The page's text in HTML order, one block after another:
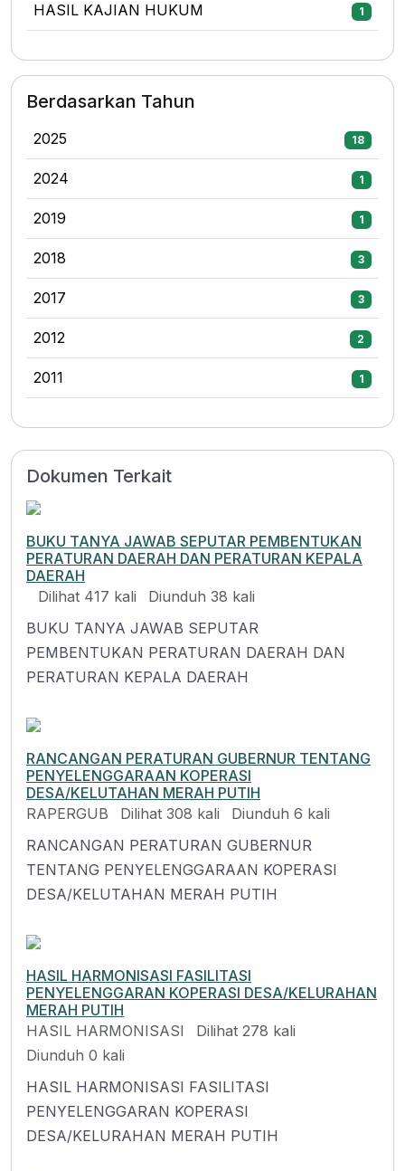
HASIL KAJIAN HUKUM 1
Berdasarkan Tahun
2025 18
2024 1
2019 1
2018 3
2017 3
2012 2
2011 1
Dokumen Terkait
BUKU TANYA JAWAB SEPUTAR PEMBENTUKAN
PERATURAN DAERAH DAN PERATURAN KEPALA
DAERAH
Dilihat 417 kali
Diunduh 38 kali
BUKU TANYA JAWAB SEPUTAR
PEMBENTUKAN PERATURAN DAERAH DAN
PERATURAN KEPALA DAERAH
RANCANGAN PERATURAN GUBERNUR TENTANG
PENYELENGGARAAN KOPERASI
DESA/KELUTAHAN MERAH PUTIH
RAPERGUB
Dilihat 308 kali
Diunduh 6 kali
RANCANGAN PERATURAN GUBERNUR
TENTANG PENYELENGGARAAN KOPERASI
DESA/KELUTAHAN MERAH PUTIH
HASIL HARMONISASI FASILITASI
PENYELENGGARAN KOPERASI DESA/KELURAHAN
MERAH PUTIH
HASIL HARMONISASI
Dilihat 278 kali
Diunduh 0 kali
HASIL HARMONISASI FASILITASI
PENYELENGGARAN KOPERASI
DESA/KELURAHAN MERAH PUTIH